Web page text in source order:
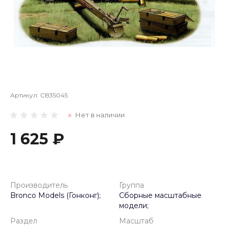
Артикул: CB35045
Нет в наличии
1 625 ₽
Производитель
Bronco Models (Гонконг);
Группа
Сборные масштабные
модели;
Раздел
Масштаб